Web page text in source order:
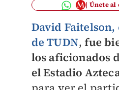
Únete al
David
de TUDN, fue
los aficionados
el Estadio